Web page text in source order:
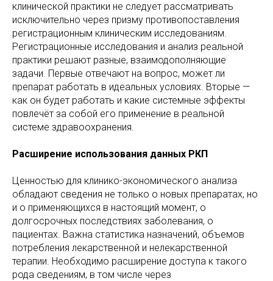
клинической практики не следует рассматривать
исключительно через призму противопоставления
регистрационным клиническим исследованиям.
Регистрационные исследования и анализ реальной
практики решают разные, взаимодополняющие
задачи. Первые отвечают на вопрос, может ли
препарат работать в идеальных условиях. Вторые —
как он будет работать и какие системные эффекты
повлечёт за собой его применение в реальной
системе здравоохранения.
Расширение использования данных РКП
Ценностью для клинико-экономического анализа
обладают сведения не только о новых препаратах, но
и о применяющихся в настоящий момент, о
долгосрочных последствиях заболевания, о
пациентах. Важна статистика назначений, объемов
потребления лекарственной и нелекарственной
терапии. Необходимо расширение доступа к такого
рода сведениям, в том числе через